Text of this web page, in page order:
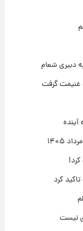
دبیری شعام
و غنیمت گرفت
آینده
کرد!
کرد
نیست